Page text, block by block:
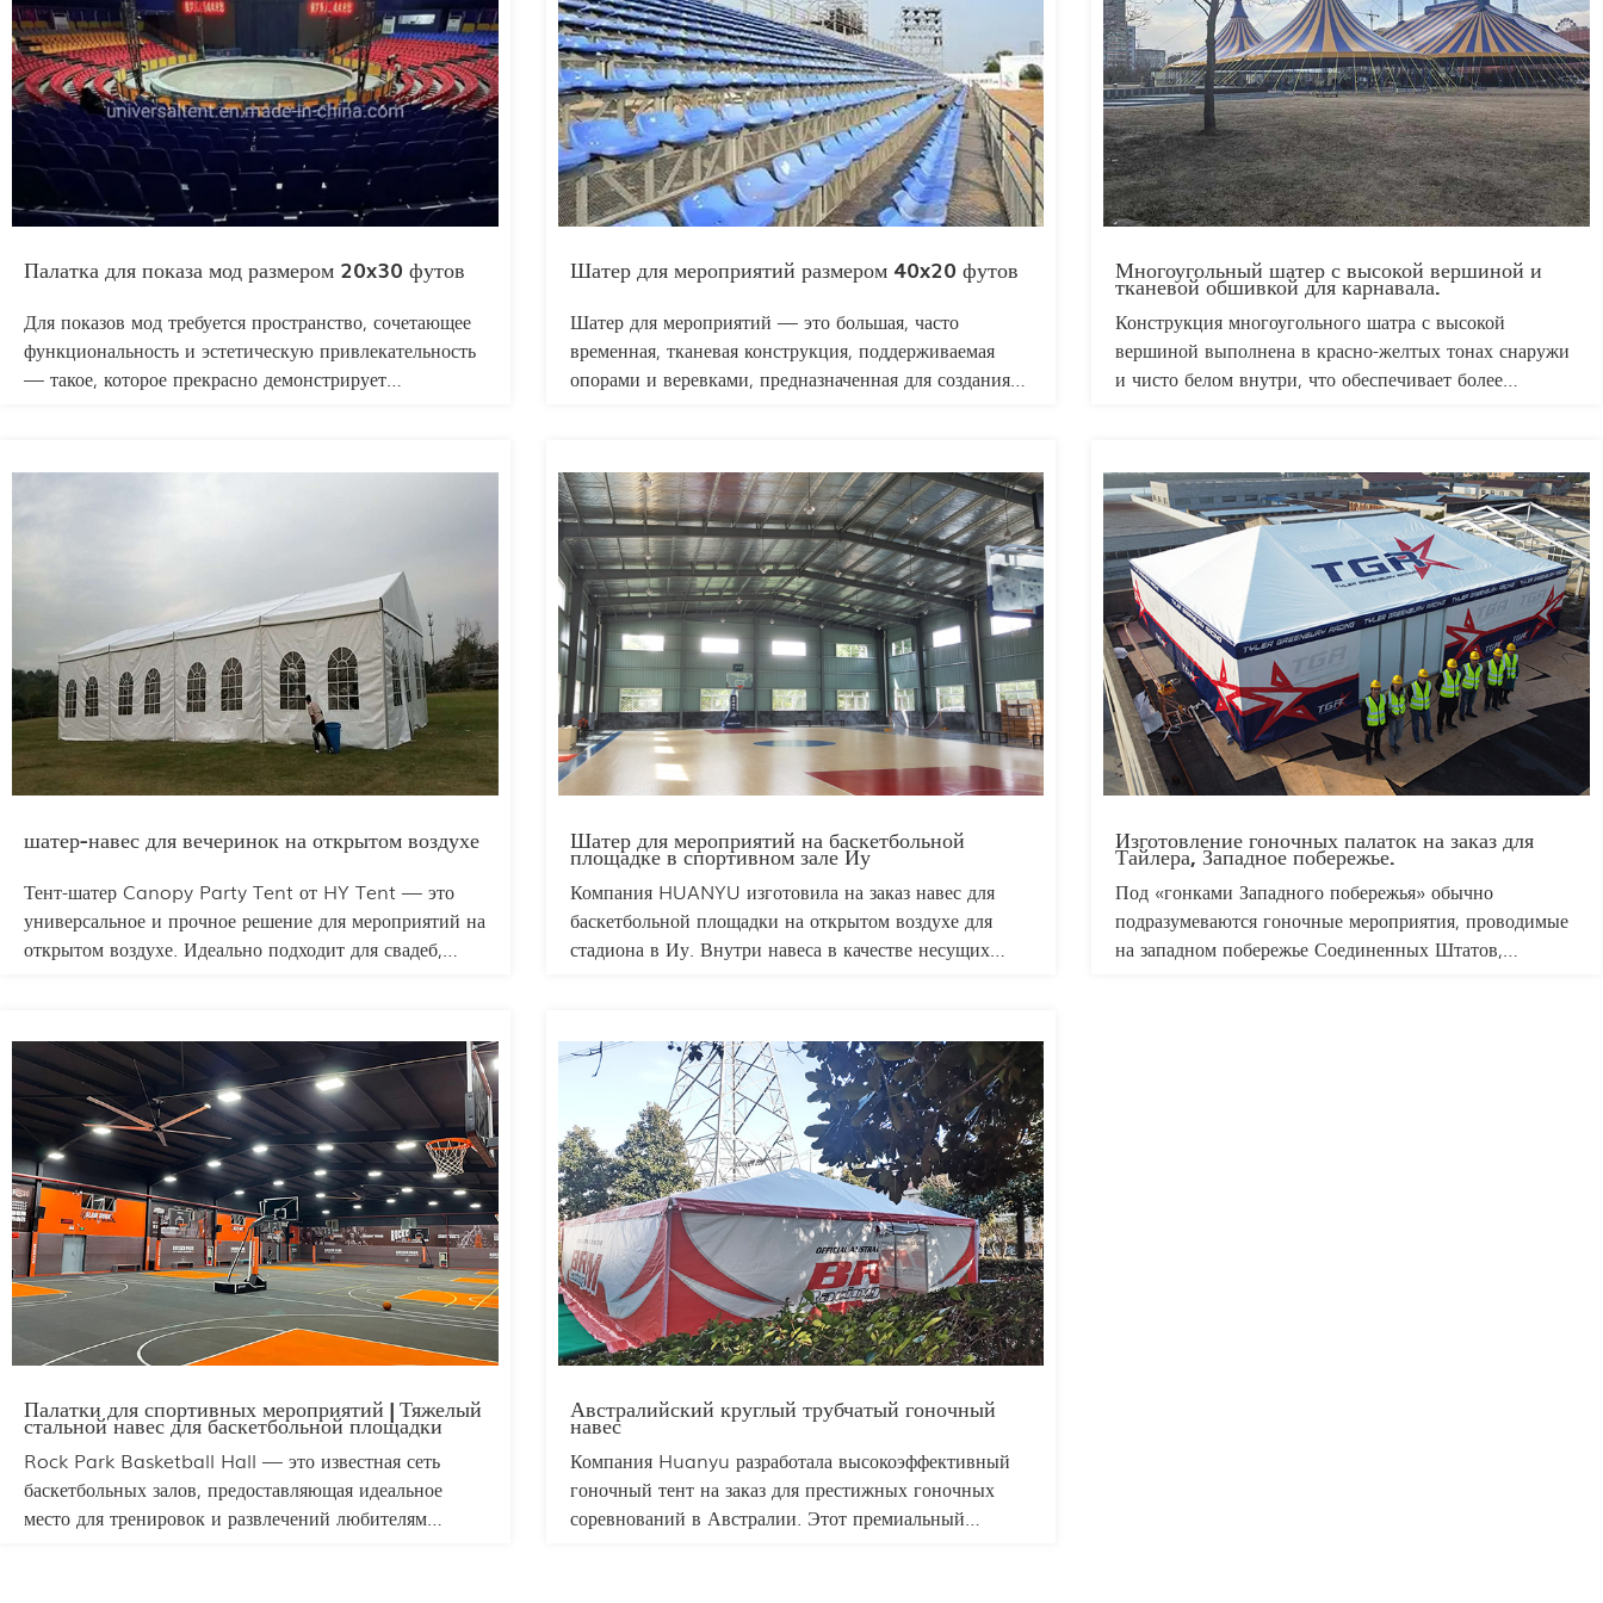
международных организаций по оказанию помощи.
адаптирован под религиозные и функциональные
требования, обеспечивая комфорт и практичность во
время паломничества.
шатры адаптируются к самым разнообразным
потребностям.
Палатка для показа мод размером 20x30 футов
Для показов мод требуется пространство, сочетающее
функциональность и эстетическую привлекательность
— такое, которое прекрасно демонстрирует
специально для модных мероприятий, решая
впечатление от показа для организаторов, брендов и
Шатер для мероприятий размером 40x20 футов
Шатер для мероприятий — это большая, часто
временная, тканевая конструкция, поддерживаемая
опорами и веревками, предназначенная для создания
стилей, включая просторный шатер размером 40x20
футов, отвечающий самым разнообразным
потребностям. Эти шатры отличаются высокой
адаптивностью, простотой установки и идеально
подходят для свадеб, выставок и корпоративных
мероприятий. Сочетая прочность с эстетической
гибкостью, наши шатры для мероприятий
обеспечивают надежное укрытие и повышают
визуальную привлекательность любого мероприятия.
Многоугольный шатер с высокой вершиной и
тканевой обшивкой для карнавала.
Конструкция многоугольного шатра с высокой
вершиной выполнена в красно-желтых тонах снаружи
и чисто белом внутри, что обеспечивает более
составляет 2,6 метра. Используется огнестойкая ткань
с двойным ПВХ-покрытием для полного затемнения.
Это лучший выбор для карнавальных выступлений.
шатер-навес для вечеринок на открытом воздухе
Тент-шатер Canopy Party Tent от HY Tent — это
универсальное и прочное решение для мероприятий на
открытом воздухе. Идеально подходит для свадеб,
конструкция обеспечивает надежную защиту от
солнца, дождя и ветра, гарантируя комфорт гостям.
Возможность индивидуальной настройки размера,
цвета и брендирования позволяет легко адаптировать
его к любой тематике или месту проведения
мероприятия.
Шатер для мероприятий на баскетбольной
площадке в спортивном зале Иу
Компания HUANYU изготовила на заказ навес для
баскетбольной площадки на открытом воздухе для
стадиона в Иу. Внутри навеса в качестве несущих
светлое, с хорошей вентиляцией. Все материалы
экологически чистые, а сроки строительства короче,
чем при гражданском строительстве, что позволяет
экономить рабочую силу. Материалы прочные и
долговечные, выдерживают ветер и дождь.
Изготовление гоночных палаток на заказ для
Тайлера, Западное побережье.
Под «гонками Западного побережья» обычно
подразумеваются гоночные мероприятия, проводимые
на западном побережье Соединенных Штатов,
Палатки для спортивных мероприятий | Тяжелый
стальной навес для баскетбольной площадки
Rock Park Basketball Hall — это известная сеть
баскетбольных залов, предоставляющая идеальное
место для тренировок и развлечений любителям
Австралийский круглый трубчатый гоночный
навес
Компания Huanyu разработала высокоэффективный
гоночный тент на заказ для престижных гоночных
соревнований в Австралии. Этот премиальный